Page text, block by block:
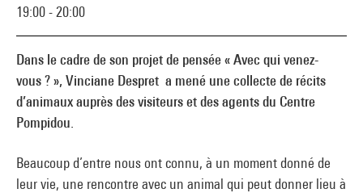
Dans le cadre de son projet de pensée « Avec qui venez-
vous ? », Vinciane Despret a mené une collecte de récits
d’animaux auprès des visiteurs et des agents du Centre
Pompidou.
Beaucoup d’entre nous ont connu, à un moment donné de
leur vie, une rencontre avec un animal qui peut donner lieu à
19:00 - 20:00